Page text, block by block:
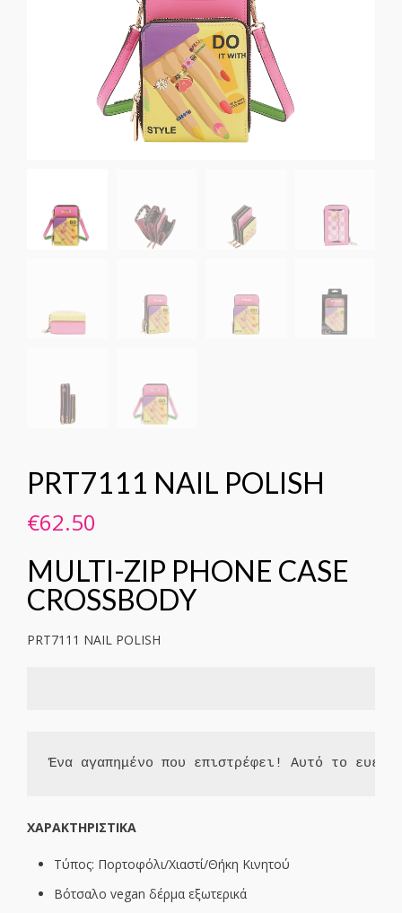
PRT7111 NAIL POLISH
€62.50
MULTI-ZIP PHONE CASE
CROSSBODY
PRT7111 NAIL POLISH
Ένα αγαπημένο που επιστρέφει! Αυτό το
XΑΡΑΚΤΗΡΙΣΤΙΚΑ
Τύπος: Πορτοφόλι/Xιαστί/Θήκη Κινητού
Βότσαλο vegan δέρμα εξωτερικά